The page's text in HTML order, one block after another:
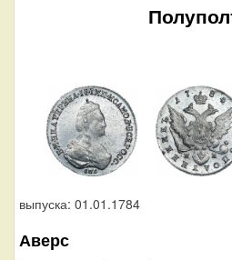
выпуска: 01.01.1784
Аверс